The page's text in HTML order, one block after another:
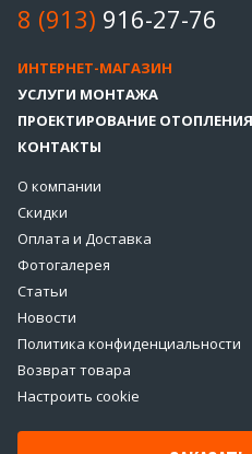
8 (913) 916-27-76
ИНТЕРНЕТ-МАГАЗИН
УСЛУГИ МОНТАЖА
ПРОЕКТИРОВАНИЕ ОТОПЛЕНИЯ
КОНТАКТЫ
О компании
Скидки
Оплата и Доставка
Фотогалерея
Статьи
Новости
Политика конфиденциальности
Возврат товара
Настроить cookie